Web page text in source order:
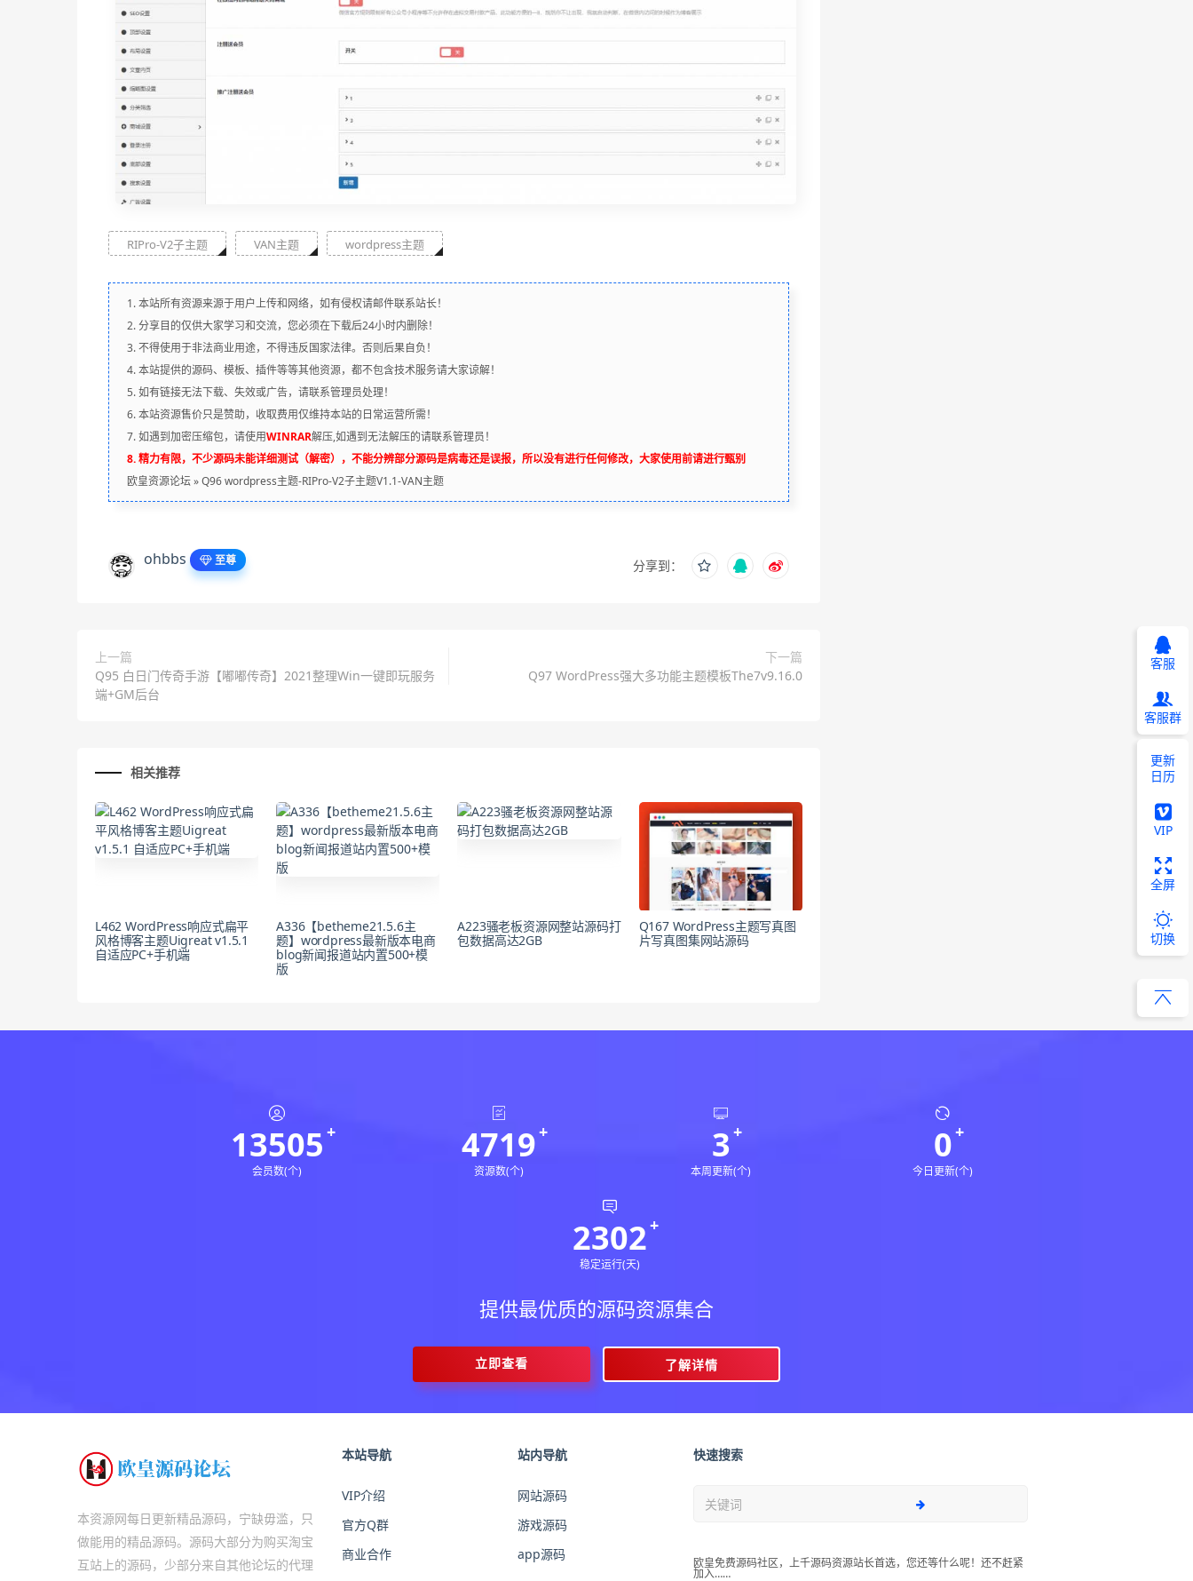
RIPro-V2子主题 VAN主题 wordpress主题
1. 本站所有资源来源于用户上传和网络，如有侵权请邮件联系站长！
2. 分享目的仅供大家学习和交流，您必须在下载后24小时内删除！
3. 不得使用于非法商业用途，不得违反国家法律。否则后果自负！
4. 本站提供的源码、模板、插件等等其他资源，都不包含技术服务请大家谅解！
5. 如有链接无法下载、失效或广告，请联系管理员处理！
6. 本站资源售价只是赞助，收取费用仅维持本站的日常运营所需！
7. 如遇到加密压缩包，请使用WINRAR解压,如遇到无法解压的请联系管理员！
8. 精力有限，不少源码未能详细测试（解密），不能分辨部分源码是病毒还是误报，所以没有进行任何修改，大家使用前请进行甄别
欧皇资源论坛»Q96 wordpress主题-RIPro-V2子主题V1.1-VAN主题
ohbbs 至尊 分享到：
上一篇
Q95 白日门传奇手游【嘟嘟传奇】2021整理Win一键即玩服务
端+GM后台
下一篇
Q97 WordPress强大多功能主题模板The7v9.16.0
相关推荐
L462 WordPress响应式扁平
风格博客主题Uigreat v1.5.1
自适应PC+手机端
A336【betheme21.5.6主
题】wordpress最新版本电商
blog新闻报道站内置500+模
版
A223骚老板资源网整站源码打
包数据高达2GB
Q167 WordPress主题写真图
片写真图集网站源码
13505
会员数(个)
4719
资源数(个)
3
本周更新(个)
0
今日更新(个)
2302
稳定运行(天)
提供最优质的源码资源集合
立即查看 了解详情
本资源网每日更新精品源码，宁缺毋滥，只
做能用的精品源码。源码大部分为购买淘宝
互站上的源码，少部分来自其他论坛的代理
本站导航
VIP介绍
官方Q群
商业合作
站内导航
网站源码
游戏源码
app源码
快速搜索
欧皇免费源码社区，上千源码资源站长首选，您还等什么呢！还不赶紧
加入……
客服
客服群
更新
日历
VIP
全屏
切换